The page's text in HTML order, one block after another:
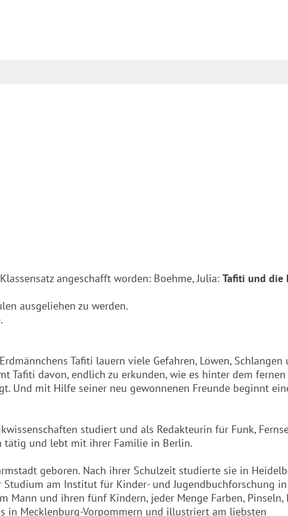
angeschafft worden: Boehme, Julia: Tafiti und die
ausgeliehen zu werden.
Tafiti lauern viele Gefahren, Löwen, Schlangen
Tafiti davon, endlich zu erkunden, wie es hinter dem
Und mit Hilfe seiner neu gewonnenen Freunde beginnt
studiert und als Redakteurin für Funk,
tätig und lebt mit ihrer Familie in Berlin.
geboren. Nach ihrer Schulzeit studierte sie in
am Institut für Kinder- und Jugendbuchforschung in
und ihren fünf Kindern, jeder Menge Farben, Pinseln,
in Mecklenburg-Vorpommern und illustriert am liebsten